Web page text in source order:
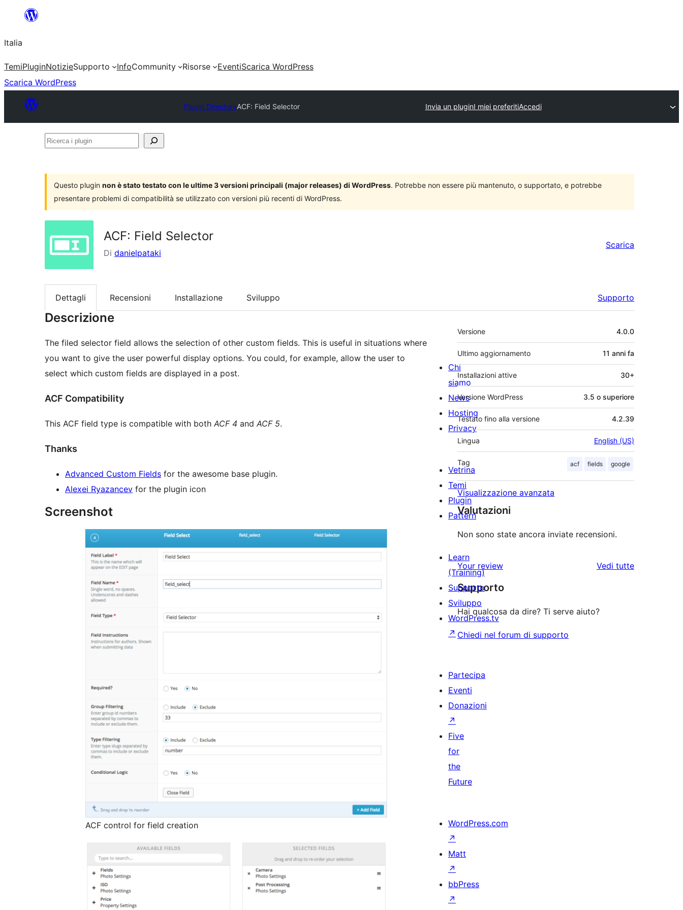
contenuto
Italia
TemiPluginNotizieSupporto InfoCommunity Risorse EventiScarica WordPress
Scarica WordPress
Plugin DirectoryACF: Field Selector Invia un pluginI miei preferitiAccedi
Ricerca
Questo plugin non è stato testato con le ultime 3 versioni principali (major releases) di WordPress. Potrebbe non essere più mantenuto, o supportato, e potrebbe
presentare problemi di compatibilità se utilizzato con versioni più recenti di WordPress.
ACF: Field Selector
Di danielpataki
Scarica
Dettagli Recensioni Installazione Sviluppo Supporto
Descrizione
The filed selector field allows the selection of other custom fields. This is useful in situations where
you want to give the user powerful display options. You could, for example, allow the user to
select which custom fields are displayed in a post.
ACF Compatibility
This ACF field type is compatible with both ACF 4 and ACF 5.
Thanks
Advanced Custom Fields for the awesome base plugin.
Alexei Ryazancev for the plugin icon
Screenshot
ACF control for field creation
Meta
Versione 4.0.0
Ultimo aggiornamento 11 anni fa
Installazioni attive 30+
Versione WordPress 3.5 o superiore
Testato fino alla versione 4.2.39
Lingua English (US)
Tag acf fields google
Visualizzazione avanzata
Valutazioni
Non sono state ancora inviate recensioni.
Your review Vedi tuttele
Supporto
Hai qualcosa da dire? Ti serve aiuto?
Chiedi nel forum di supporto
Chi
siamo
News
Hosting
Privacy
Vetrina
Temi
Plugin
Pattern
Learn
(Training)
Supporto
Sviluppo
WordPress.tv
↗
Partecipa
Eventi
Donazioni
↗
Five
for
the
Future
WordPress.com
↗
Matt
↗
bbPress
↗